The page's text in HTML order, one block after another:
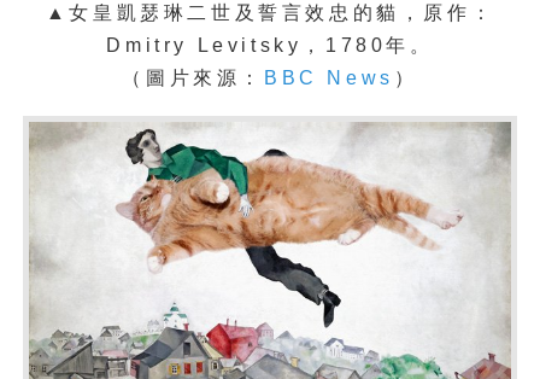
▲女皇凱瑟琳二世及誓言效忠的貓
，原作：
Dmitry Levitsky ，1780年。
（圖片來源：
BBC News ）